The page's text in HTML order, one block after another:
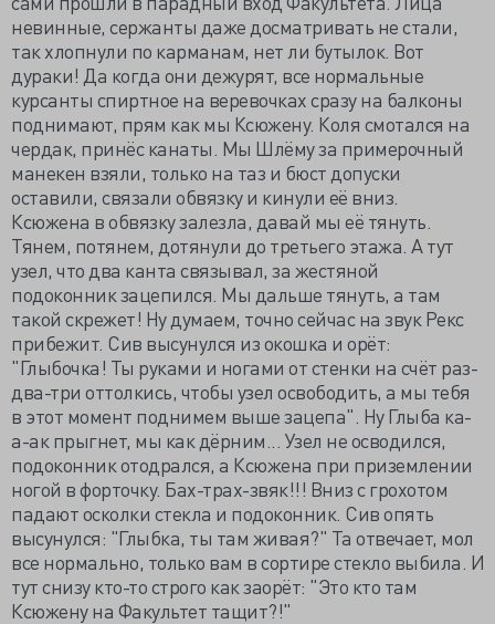
невинные, сержанты даже досматривать не стали,
так хлопнули по карманам, нет ли бутылок. Вот
дураки! Да когда они дежурят, все нормальные
курсанты спиртное на веревочках сразу на балконы
поднимают, прям как мы Ксюжену. Коля смотался на
чердак, принёс канаты. Мы Шлёму за примерочный
манекен взяли, только на таз и бюст допуски
оставили, связали обвязку и кинули её вниз.
Ксюжена в обвязку залезла, давай мы её тянуть.
Тянем, потянем, дотянули до третьего этажа. А тут
узел, что два канта связывал, за жестяной
подоконник зацепился. Мы дальше тянуть, а там
такой скрежет! Ну думаем, точно сейчас на звук Рекс
прибежит. Сив высунулся из окошка и орёт:
"Глыбочка! Ты руками и ногами от стенки на счёт раз-
два-три оттолкись, чтобы узел освободить, а мы тебя
в этот момент поднимем выше зацепа". Ну Глыба ка-
а-ак прыгнет, мы как дёрним... Узел не осводился,
подоконник отодрался, а Ксюжена при приземлении
ногой в форточку. Бах-трах-звяк!!! Вниз с грохотом
падают осколки стекла и подоконник. Сив опять
высунулся: "Глыбка, ты там живая?" Та отвечает, мол
все нормально, только вам в сортире стекло выбила. И
тут снизу кто-то строго как заорёт: "Это кто там
Ксюжену на Факультет тащит?!"